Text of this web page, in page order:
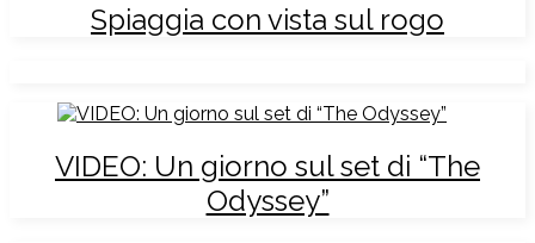
Spiaggia con vista sul rogo
VIDEO: Un giorno sul set di “The
Odyssey”